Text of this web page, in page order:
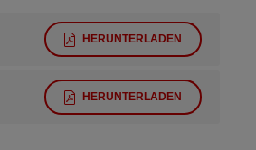
HERUNTERLADEN
HERUNTERLADEN